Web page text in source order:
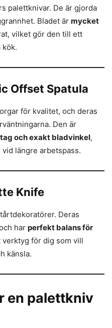
palettknivar. De är gjorda
Bladet är mycket
vilket gör den till ett
Offset Spatula
för kvalitet, och deras
Den är
och exakt bladvinkel,
längre arbetspass.
Knife
Deras
har perfekt balans för
verktyg för dig som vill
känsla.
en palettkniv